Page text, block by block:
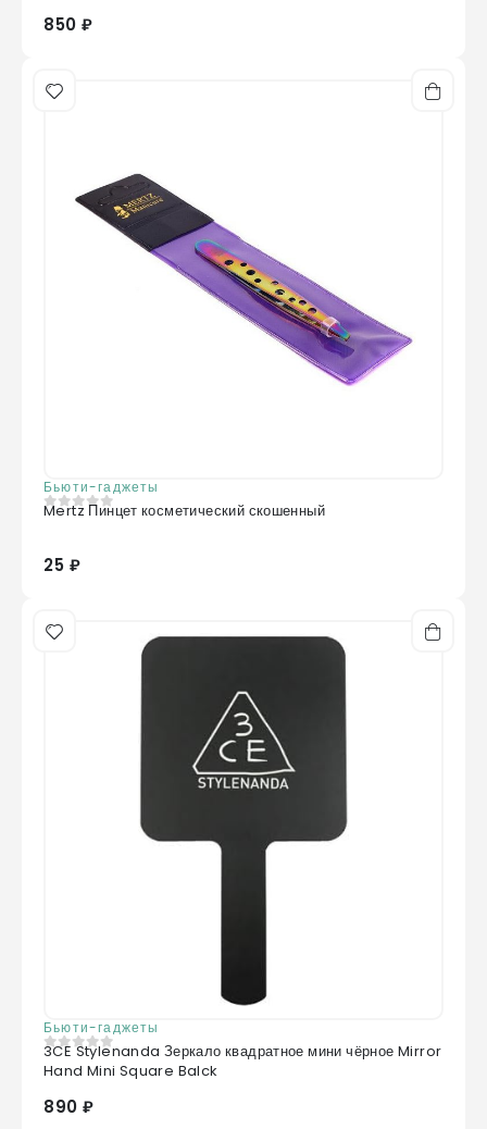
850 ₽
Бьюти-гаджеты
0из 5
Mertz Пинцет косметический скошенный
25 ₽
Бьюти-гаджеты
0 из 5
3CE Stylenanda Зеркало квадратное мини чёрное Mirror
Hand Mini Square Balck
890 ₽